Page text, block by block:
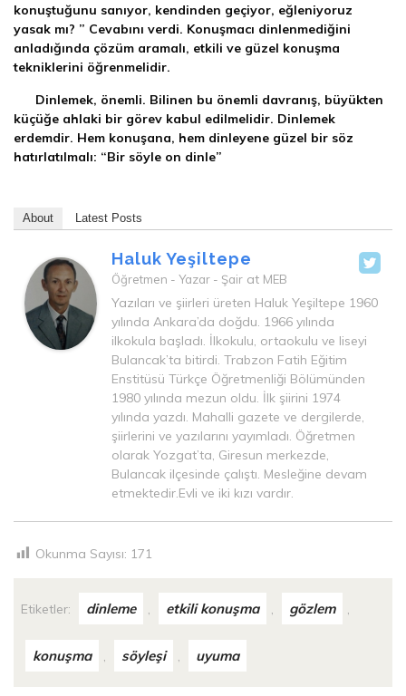
konuştuğunu sanıyor, kendinden geçiyor, eğleniyoruz
yasak mı? ” Cevabını verdi. Konuşmacı dinlenmediğini
anladığında çözüm aramalı, etkili ve güzel konuşma
tekniklerini öğrenmelidir.
Dinlemek, önemli. Bilinen bu önemli davranış, büyükten
küçüğe ahlaki bir görev kabul edilmelidir. Dinlemek
erdemdir. Hem konuşana, hem dinleyene güzel bir söz
hatırlatılmalı: “Bir söyle on dinle”
About Latest Posts
Haluk Yeşiltepe
Öğretmen - Yazar - Şair at MEB
Yazıları ve şiirleri üreten Haluk Yeşiltepe 1960
yılında Ankara’da doğdu. 1966 yılında
ilkokula başladı. İlkokulu, ortaokulu ve liseyi
Bulancak’ta bitirdi. Trabzon Fatih Eğitim
Enstitüsü Türkçe Öğretmenliği Bölümünden
1980 yılında mezun oldu. İlk şiirini 1974
yılında yazdı. Mahalli gazete ve dergilerde,
şiirlerini ve yazılarını yayımladı. Öğretmen
olarak Yozgat’ta, Giresun merkezde,
Bulancak ilçesinde çalıştı. Mesleğine devam
etmektedir.Evli ve iki kızı vardır.
Okunma Sayısı: 171
Etiketler: dinleme , etkili konuşma , gözlem ,
konuşma , söyleşi , uyuma